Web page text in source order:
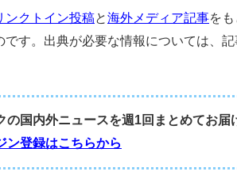
ンクトイン投稿と海外メディア記事を
です。出典が必要な情報については、
の国内外ニュースを週1回まとめてお届
ン登録はこちらから